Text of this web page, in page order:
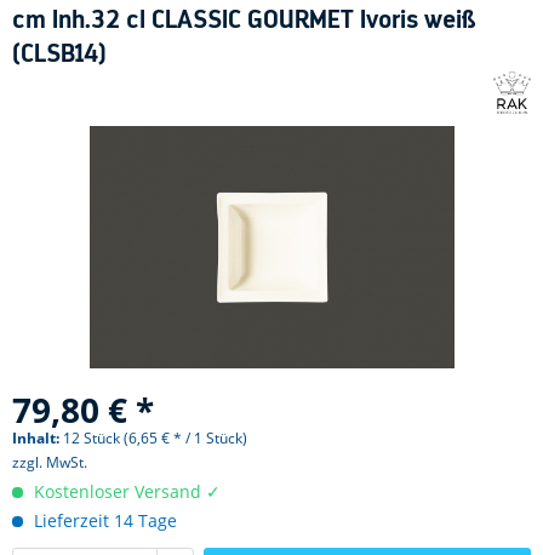
cm Inh.32 cl CLASSIC GOURMET Ivoris weiß
(CLSB14)
79,80 € *
Inhalt: 12 Stück (6,65 € * / 1 Stück)
zzgl. MwSt.
Kostenloser Versand ✓
Lieferzeit 14 Tage